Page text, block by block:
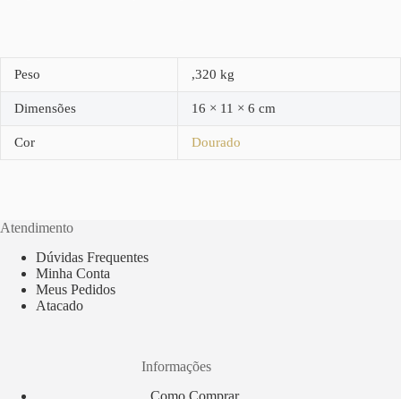
Peso ,320 kg
Dimensões 16 × 11 × 6 cm
Cor Dourado
Atendimento
Dúvidas Frequentes
Minha Conta
Meus Pedidos
Atacado
Informações
Como Comprar